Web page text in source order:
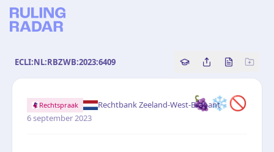
ECLI:NL:RBZWB:2023:6409 Copy source
Share this
Bekijk
🍇❄️🚫
Rechtspraak Rechtbank Zeeland-West-Brabant·
6 september 2023